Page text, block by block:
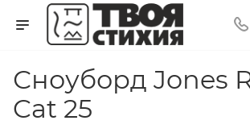
Сноуборд Jones
Cat 25